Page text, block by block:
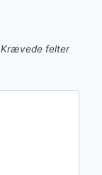
Krævede felter